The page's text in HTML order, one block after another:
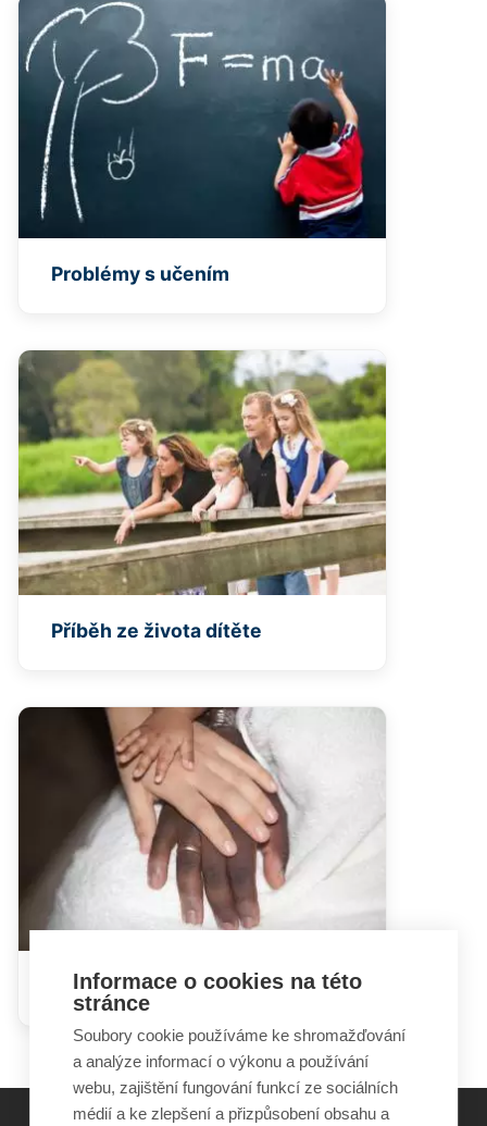
Problémy s učením
Příběh ze života dítěte
Druhy pobytů na území ČR
Informace o cookies na této
stránce
Soubory cookie používáme ke shromažďování
a analýze informací o výkonu a používání
webu, zajištění fungování funkcí ze sociálních
médií a ke zlepšení a přizpůsobení obsahu a